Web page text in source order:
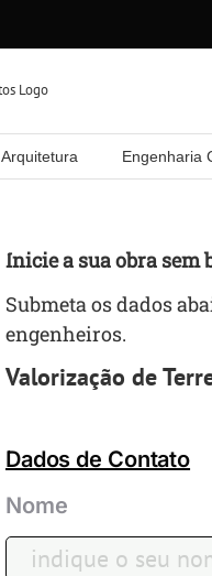
Arquitetura Engenharia
Inicie a sua obra sem
Submeta os dados
engenheiros.
Valorização de
Dados de Contato
Nome